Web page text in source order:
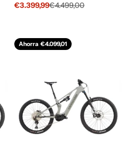
Precio
€3.399,99
Precio
€4.499,00
Ahorra €4.099,01